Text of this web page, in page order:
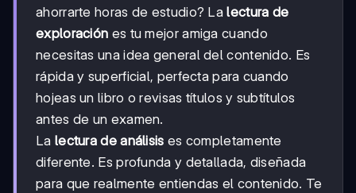
ahorrarte horas de estudio? Lalectura de
exploración es tu mejor amiga cuando
necesitas una idea general del contenido. Es
rápida y superficial, perfecta para cuando
hojeas un libro o revisas títulos y subtítulos
antes de un examen.
La lectura de análisis es completamente
diferente. Es profunda y detallada, diseñada
para que realmente entiendas el contenido. Te